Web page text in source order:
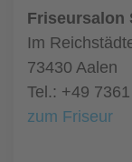
Friseursalon
Im
73430 Aalen
Tel.: +49
zum Friseur